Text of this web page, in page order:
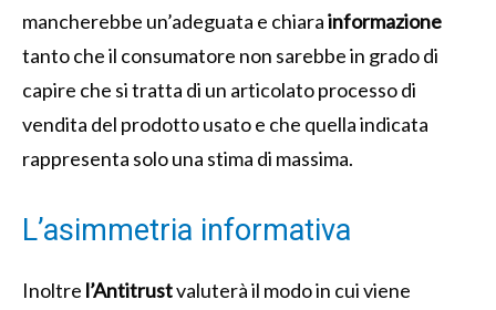
mancherebbe un’adeguata e chiarainformazione
tanto che il consumatore non sarebbe in grado di
capire che si tratta di un articolato processo di
vendita del prodotto usato e che quella indicata
rappresenta solo una stima di massima.
L’asimmetria informativa
Inoltre l’Antitrustvaluterà il modo in cui viene